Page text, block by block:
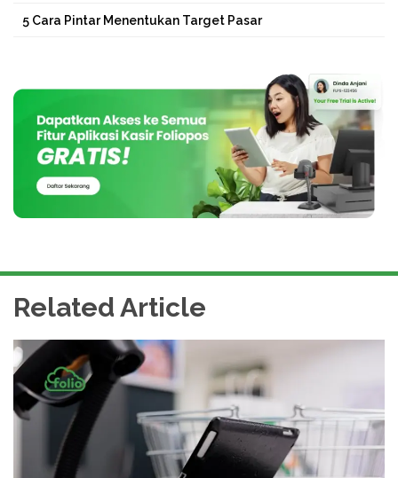
5 Cara Pintar Menentukan Target Pasar
Related Article